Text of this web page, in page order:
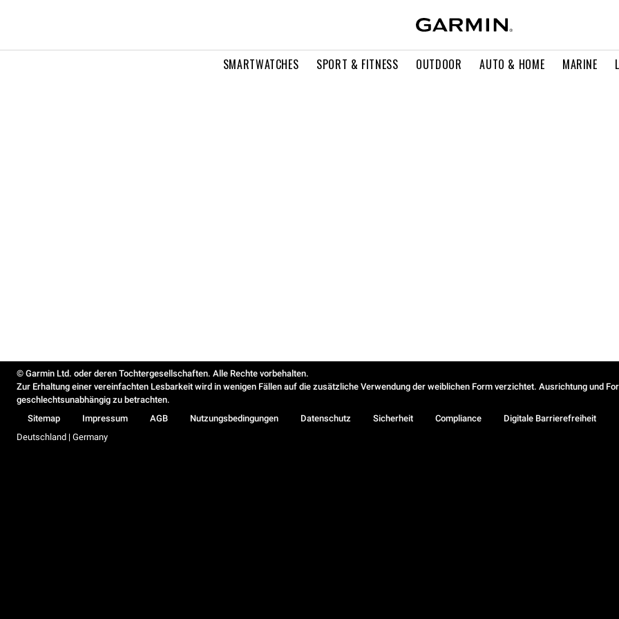
SMARTWATCHES SPORT & FITNESS OUTDOOR AUTO & HOME MARINE
© Garmin Ltd. oder deren Tochtergesellschaften. Alle Rechte vorbehalten.
Zur Erhaltung einer vereinfachten Lesbarkeit wird in wenigen Fällen auf die zusätzliche Verwendung der weiblichen Form verzichtet. Ausrichtung und
geschlechtsunabhängig zu betrachten.
Sitemap
Impressum AGB Nutzungsbedingungen Datenschutz Sicherheit Compliance
Digitale Barrierefreiheit
Deutschland | Germany